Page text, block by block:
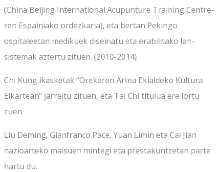
(China Beijing International Acupunture Training Centre-
ren Espainiako ordezkaria), eta bertan Pekingo
ospitaleetan medikuek diseinatu eta erabilitako lan-
sistemak aztertu zituen. (2010-2014)
Chi Kung ikasketak “Orekaren Artea Ekialdeko Kultura
Elkartean” jarraitu zituen, eta Tai Chi titulua ere lortu
zuen.
Liu Deming, Gianfranco Pace, Yuan Limin eta Cai Jian
nazioarteko maisuen mintegi eta prestakuntzetan parte
hartu du.